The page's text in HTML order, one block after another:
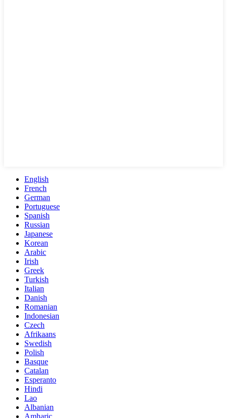
English
French
German
Portuguese
Spanish
Russian
Japanese
Korean
Arabic
Irish
Greek
Turkish
Italian
Danish
Romanian
Indonesian
Czech
Afrikaans
Swedish
Polish
Basque
Catalan
Esperanto
Hindi
Lao
Albanian
Amharic